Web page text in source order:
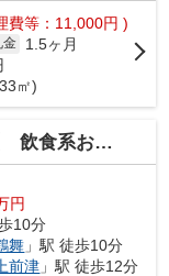
費等：11,000円 )
金 1.5ヶ月
㎡)
おすすめ 】
円
10分
舞 」駅 徒歩10分
上前津 」駅 徒歩12分